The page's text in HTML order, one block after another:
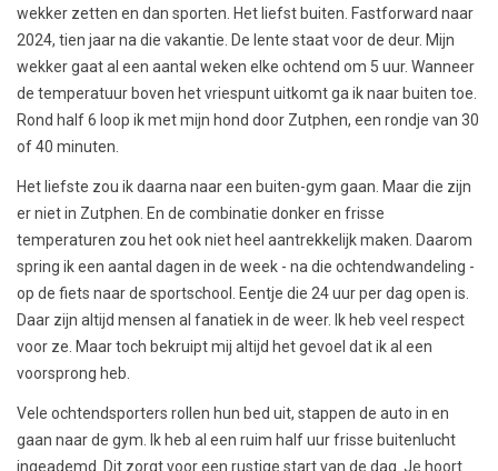
wekker zetten en dan sporten. Het liefst buiten. Fastforward naar
2024, tien jaar na die vakantie. De lente staat voor de deur. Mijn
wekker gaat al een aantal weken elke ochtend om 5 uur. Wanneer
de temperatuur boven het vriespunt uitkomt ga ik naar buiten toe.
Rond half 6 loop ik met mijn hond door Zutphen, een rondje van 30
of 40 minuten.
Het liefste zou ik daarna naar een buiten-gym gaan. Maar die zijn
er niet in Zutphen. En de combinatie donker en frisse
temperaturen zou het ook niet heel aantrekkelijk maken. Daarom
spring ik een aantal dagen in de week - na die ochtendwandeling -
op de fiets naar de sportschool. Eentje die 24 uur per dag open is.
Daar zijn altijd mensen al fanatiek in de weer. Ik heb veel respect
voor ze. Maar toch bekruipt mij altijd het gevoel dat ik al een
voorsprong heb.
Vele ochtendsporters rollen hun bed uit, stappen de auto in en
gaan naar de gym. Ik heb al een ruim half uur frisse buitenlucht
ingeademd. Dit zorgt voor een rustige start van de dag. Je hoort